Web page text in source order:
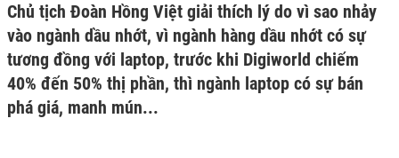
Chủ tịch Đoàn Hồng Việt giải thích lý do vì sao nhảy
vào ngành dầu nhớt, vì ngành hàng dầu nhớt có sự
tương đồng với laptop, trước khi Digiworld chiếm
40% đến 50% thị phần, thì ngành laptop có sự bán
phá giá, manh mún...